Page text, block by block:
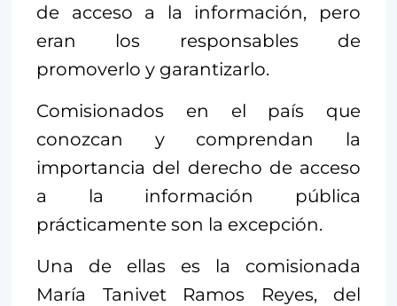
de acceso a la información, pero
eran los responsables de
promoverlo y garantizarlo.
Comisionados en el país que
conozcan y comprendan la
importancia del derecho de acceso
a la información pública
prácticamente son la excepción.
Una de ellas es la comisionada
María Tanivet Ramos Reyes, del